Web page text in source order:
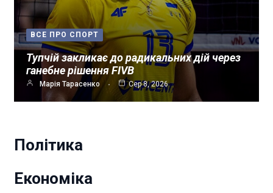
ВСЕ ПРО СПОРТ
Тупчій закликає до радикальних дій через
ганебне рішення FIVB
Марія Тарасенко Сер 8, 2026
Політика
Економіка